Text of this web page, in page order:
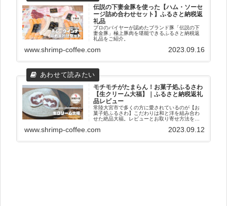
伝説の下妻金豚を使った【ハム・ソーセ
ージ詰め合わせセット】ふるさと納税返
礼品
プロのバイヤーが認めたブランド豚「伝説の下
妻金豚」極上豚肉を堪能できるふるさと納税返
礼品をご紹介。
www.shrimp-coffee.com 2023.09.16
モチモチがたまらん！お菓子処ふるさわ
【生クリーム大福】｜ふるさと納税返礼
品レビュー
常陸大宮市で多くの方に愛されているのが【お
菓子処ふるさわ】こだわりは和と洋を組み合わ
せた絶品大福。レビューとお取り寄せ方法を紹
www.shrimp-coffee.com 2023.09.12